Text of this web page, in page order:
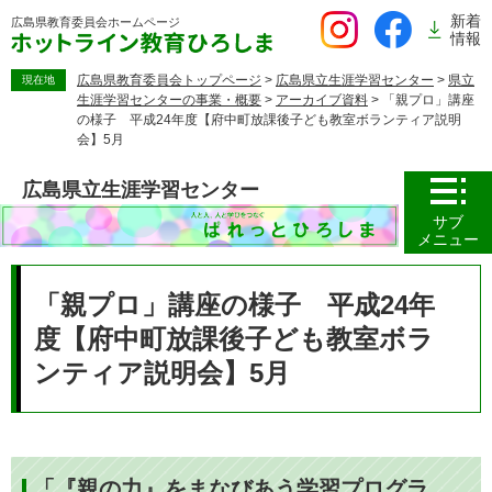
ー
広島県教育委員会ホームページ
新着
情報
現在地 広島県教育委員会トップページ > 広島県立生涯学習センター > 県立
生涯学習センターの事業・概要 > アーカイブ資料 >
「親プロ」講座
の様子 平成24年度【府中町放課後子ども教室ボランティア説明
会】5月
広島県立生涯学習センター
サブ
メニュー
「親プロ」講座の様子 平成24年
度【府中町放課後子ども教室ボラ
ンティア説明会】5月